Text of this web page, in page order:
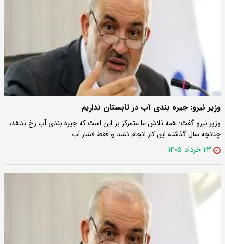
وزیر نیرو: جیره بندی آب در تابستان نداریم
وزیر نیرو گفت: همه تلاش ما متمرکز بر این است که جیره بندی آب رخ ندهد،
چنانچه سال گذشته این کار انجام نشد و فقط فشار آب…
۲۳ خرداد ۱۴۰۵